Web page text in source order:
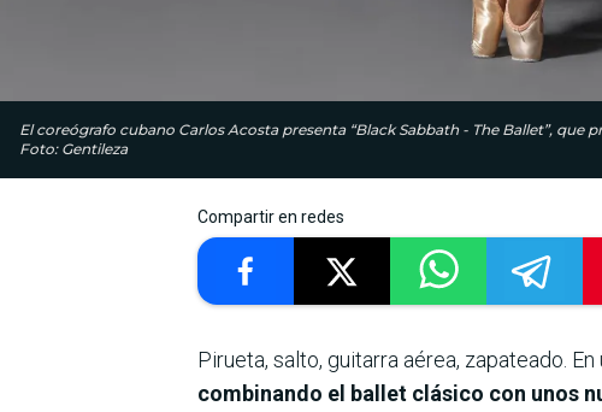
El coreógrafo cubano Carlos Acosta presenta “Black Sabbath - The Ballet”, que
Foto: Gentileza
Compartir en redes
Pirueta, salto, guitarra aérea, zapateado.
combinando el ballet clásico con unos